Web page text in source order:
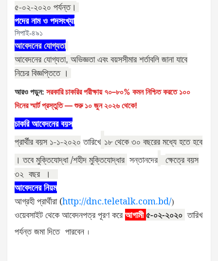
৫-০২-২০২০ পর্যন্ত।
পদের নাম ও পদসংখ্যা
সিপাই-৪৯১
আবেদনের যোগ্যতা
আবেদনের যোগ্যতা, অভিজ্ঞতা এবং বয়সসীমার শর্তাবলি জানা যাবে
নিচের বিজ্ঞপ্তিতে ।
আরও পড়ুন: সরকারি চাকরির পরীক্ষায় ৭০–৮০% কমন নিশ্চিত করতে ১০০
দিনের স্মার্ট প্রস্তুতি — শুরু ১০ জুন ২০২৬ থেকে!
চাকরি আবেদনের বয়স
প্রার্থীর বয়স ১-১-২০২০ তারিখে ১৮ থেকে ৩০ বছরের মধ্যে হতে হবে
। তবে মুক্তিযোদ্ধা /শহীদ মুক্তিযোদ্ধার সন্তানদের
ক্ষেত্রে বয়স
৩২ বছর
।
আবেদনের নিয়ম
আগ্রহী প্রার্থীরা (http://dnc.teletalk.com.bd/)
ওয়েবসাইট থেকে আবেদনপত্র পূরণ করে আগামী ৫-০২-২০২০ তারিখ
পর্যন্ত জমা দিতে পারবেন ।